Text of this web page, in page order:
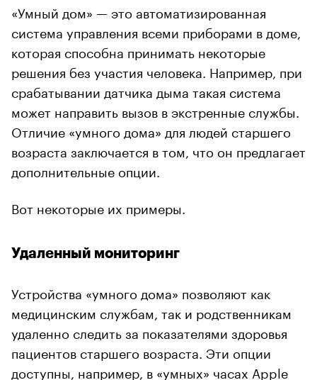
«Умный дом» — это автоматизированная
система управления всеми приборами в доме,
которая способна принимать некоторые
решения без участия человека. Например, при
срабатывании датчика дыма такая система
может направить вызов в экстренные службы.
Отличие «умного дома» для людей старшего
возраста заключается в том, что он предлагает
дополнительные опции.
Вот некоторые их примеры.
Удаленный мониторинг
Устройства «умного дома» позволяют как
медицинским службам, так и родственникам
удаленно следить за показателями здоровья
пациентов старшего возраста. Эти опции
доступны , например, в «умных» часах Apple